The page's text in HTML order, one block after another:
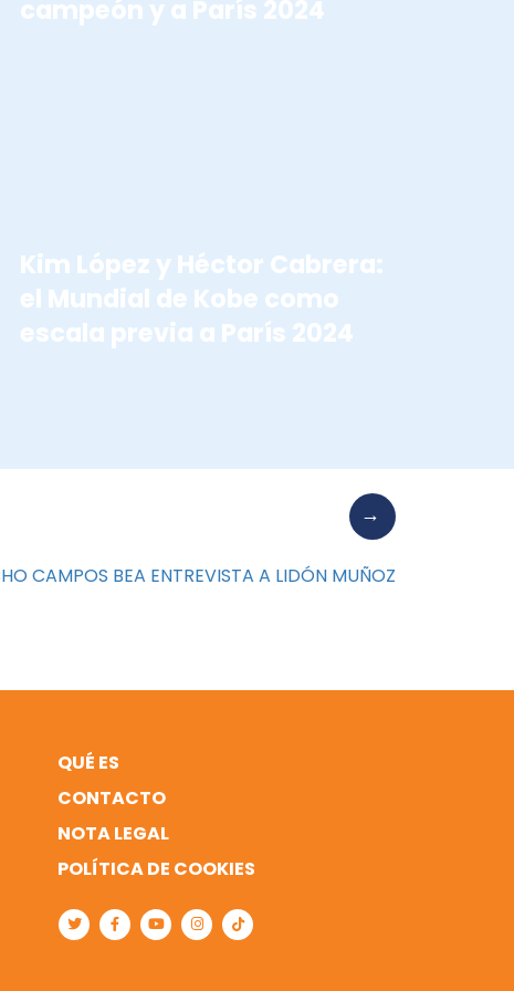
campeón y a París 2024
Kim López y Héctor Cabrera:
el Mundial de Kobe como
escala previa a París 2024
CAMPOS BEA ENTREVISTA A LIDÓN MUÑOZ
QUÉ ES
CONTACTO
NOTA LEGAL
POLÍTICA DE COOKIES